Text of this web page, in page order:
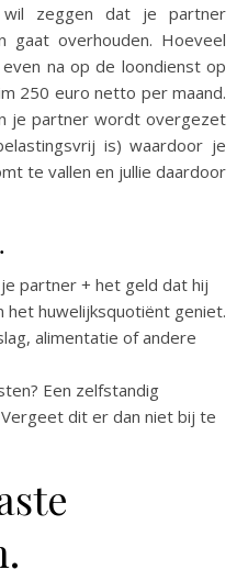
zeggen dat je partner
gaat overhouden. Hoeveel
na op de loondienst op
250 euro netto per maand.
je partner wordt overgezet
is) waardoor je
te vallen en jullie daardoor
partner + het geld dat hij
huwelijksquotiënt geniet.
alimentatie of andere
Een zelfstandig
dit er dan niet bij te